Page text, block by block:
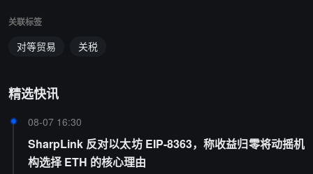
关联标签
对等贸易 关税
精选快讯
08-07 16:30
SharpLink 反对以太坊 EIP-8363，称收益归零将动摇机
构选择 ETH 的核心理由